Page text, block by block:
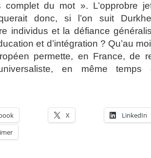
du mot ». L’opprobre
donc, si l’on suit
individus et la défiance
et d’intégration ? Qu’au
permette, en France, de
en même temps
X
LinkedIn